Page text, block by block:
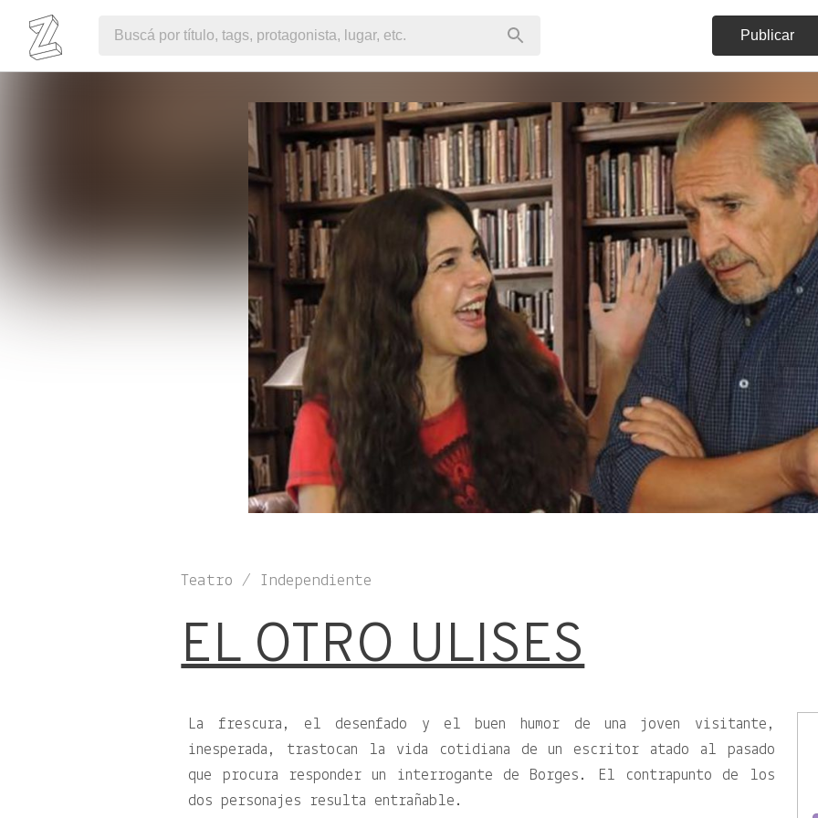
Publicar
Teatro / Independiente
EL OTRO ULISES
La frescura, el desenfado y el buen humor de una joven visitante,
inesperada, trastocan la vida cotidiana de un escritor atado al pasado
que procura responder un interrogante de Borges. El contrapunto de los
dos personajes resulta entrañable.